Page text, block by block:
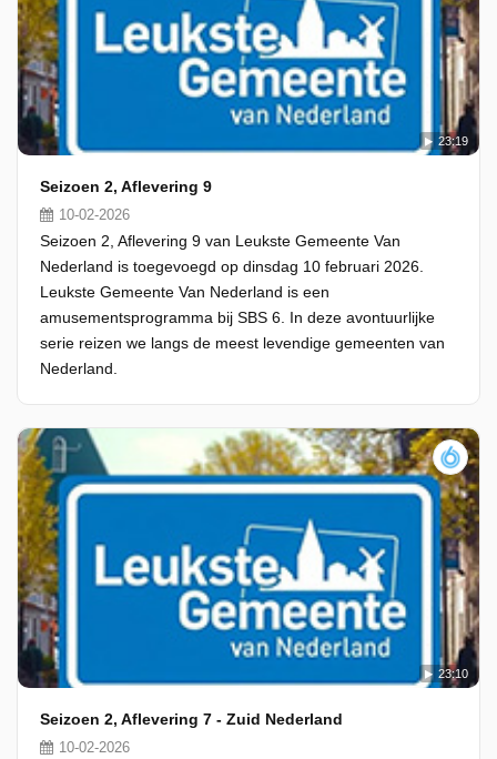
23:19
Seizoen 2, Aflevering 9
10-02-2026
Seizoen 2, Aflevering 9 van Leukste Gemeente Van
Nederland is toegevoegd op dinsdag 10 februari 2026.
Leukste Gemeente Van Nederland is een
amusementsprogramma bij SBS 6. In deze avontuurlijke
serie reizen we langs de meest levendige gemeenten van
Nederland.
23:10
Seizoen 2, Aflevering 7 - Zuid Nederland
10-02-2026